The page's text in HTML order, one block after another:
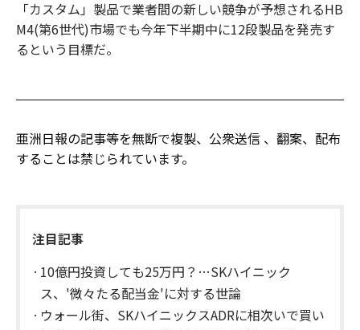
「カスタム」製品で業者間の新しい競争が予想されるHB
M4(第6世代)市場でも今年下半期中に12段製品を発売す
るという目標だ。
亜洲日報の記事等を無断で複製、公衆送信 、翻案、配布
することは禁じられています。
注目記事
10億円投資しても25万円？…SKハイニック
ス、'微々たる配当金'に対する世論
ウォール街、SKハイニックスADRに相次いで買い